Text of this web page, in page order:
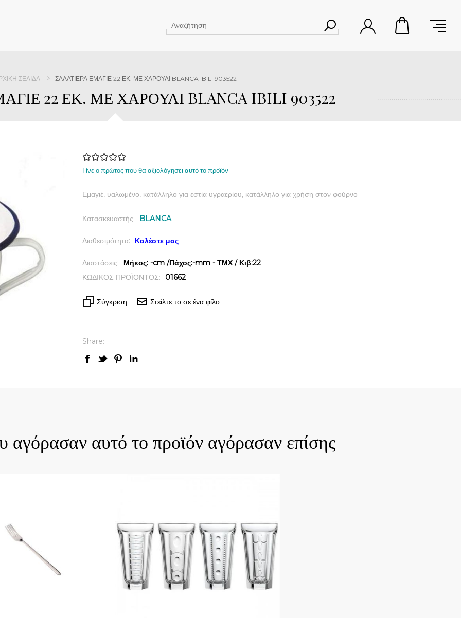
ΣΕΛΊΔΑ ΣΑΛΑΤΙΕΡΑ ΕΜΑΓΙΕ 22 ΕΚ. ΜΕ ΧΑΡΟΥΛΙ BLANCA IBILI 903522
22 ΕΚ. ΜΕ ΧΑΡΟΥΛΙ BLANCA IBILI 903522
Γίνε ο πρώτος που θα αξιολόγησει αυτό το προϊόν
Εμαγιέ, υαλωμένο, κατάλληλο για εστία υγραερίου, κατάλληλο για χρήση στον φούρνο
Κατασκευαστής: BLANCA
Διαθεσιμότητα: Καλέστε μας
Διαστάσεις:
Μήκος: -cm /Πάχος:-mm - ΤΜΧ / Κιβ:22
ΚΩΔΙΚΟΣ ΠΡΟΪΟΝΤΟΣ:
01662
Σύγκριση Στείλτε το σε ένα φίλο
Share:
αγόρασαν αυτό το προϊόν αγόρασαν επίσης